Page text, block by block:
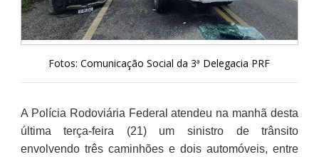
Fotos: Comunicação Social da 3ª Delegacia PRF
A Polícia Rodoviária Federal atendeu na manhã desta
última terça-feira (21) um sinistro de trânsito
envolvendo três caminhões e dois automóveis, entre